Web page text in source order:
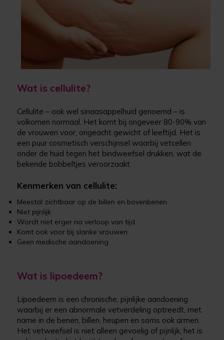
Wat is cellulite?
Cellulite – ook wel sinaasappelhuid genoemd – is
volkomen normaal. Het komt bij ongeveer 80-90% van
de vrouwen voor, ongeacht gewicht of leeftijd. Het is
een puur cosmetisch verschijnsel waarbij vetcellen
onder de huid tegen het bindweefsel drukken, wat de
bekende bobbeltjes veroorzaakt.
Kenmerken van cellulite:
Meestal zichtbaar op de billen en bovenbenen
Niet pijnlijk
Wordt niet erger na verloop van tijd
Komt ook voor bij slanke vrouwen
Geen medische aandoening
Wat is lipoedeem?
Lipoedeem is een chronische, pijnlijke aandoening
waarbij er een abnormale vetverdeling optreedt, met
name in de benen, billen, heupen en soms ook armen.
Het vetweefsel is niet alleen gevoelig of pijnlijk, het is